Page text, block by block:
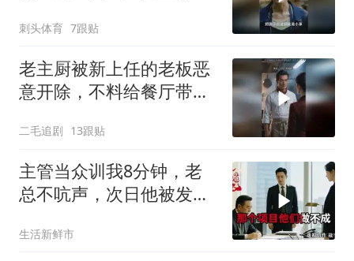
刺头体育 7跟贴
老主厨被新上任的老板恶
意开除，不料给餐厅带来
二毛追剧 13跟贴
主管当众训我8分钟，老
总不吭声，次日他被发配
生活新鲜市